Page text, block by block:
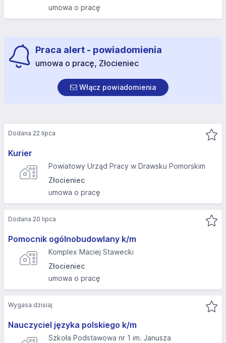
umowa o pracę
Praca alert - powiadomienia
umowa o pracę, Złocieniec
Włącz powiadomienia
Kurier
Powiatowy Urząd Pracy w Drawsku Pomorskim
Złocieniec
umowa o pracę
Dodana 22 lipca
Pomocnik ogólnobudowlany k/m
Komplex Maciej Stawecki
Złocieniec
umowa o pracę
Dodana 20 lipca
Nauczyciel języka polskiego k/m
Szkoła Podstawowa nr 1 im. Janusza
Wygasa dzisiaj